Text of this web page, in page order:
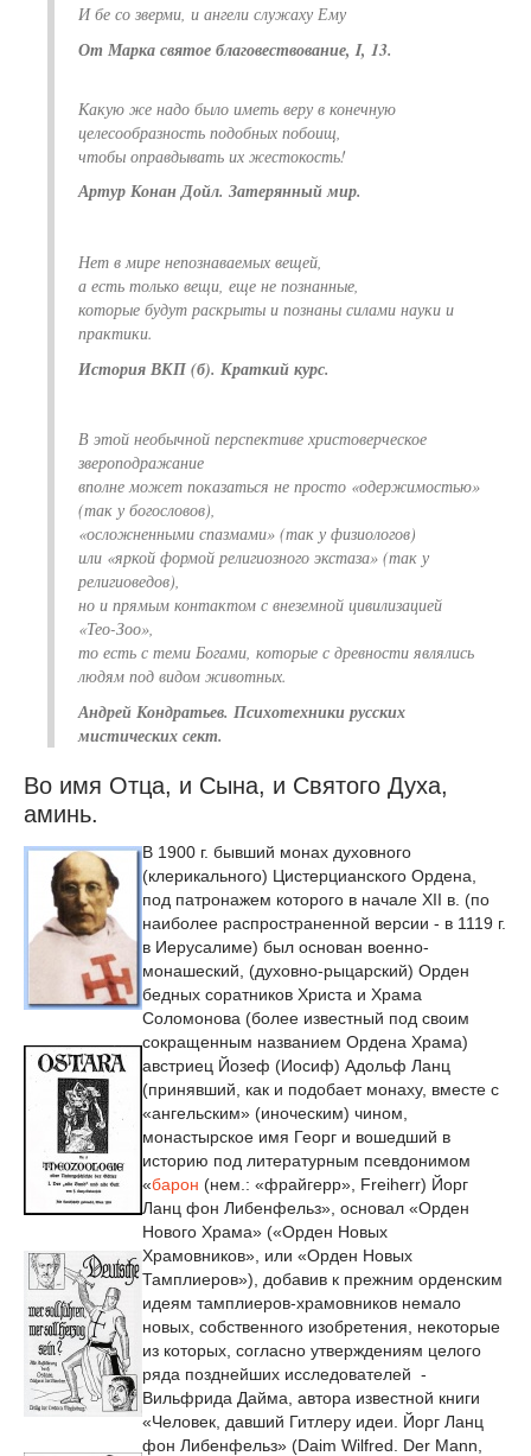
И бе со зверми, и ангели служаху Ему
От Марка святое благовествование, I, 13.
Какую же надо было иметь веру в конечную
целесообразность подобных побоищ,
чтобы оправдывать их жестокость!
Артур Конан Дойл. Затерянный мир.
Нет в мире непознаваемых вещей,
а есть только вещи, еще не познанные,
которые будут раскрыты и познаны силами науки и
практики.
История ВКП (б). Краткий курс.
В этой необычной перспективе христоверческое
звероподражание
вполне может показаться не просто «одержимостью»
(так у богословов),
«осложненными спазмами» (так у физиологов)
или «яркой формой религиозного экстаза» (так у
религиоведов),
но и прямым контактом с внеземной цивилизацией
«Тео-Зоо»,
то есть с теми Богами, которые с древности являлись
людям под видом животных.
Андрей Кондратьев. Психотехники русских
мистических сект.
Во имя Отца, и Сына, и Святого Духа,
аминь.
В 1900 г. бывший монах духовного
(клерикального) Цистерцианского Ордена,
под патронажем которого в начале XII в. (по
наиболее распространенной версии - в 1119 г.
в Иерусалиме) был основан военно-
монашеский, (духовно-рыцарский) Орден
бедных соратников Христа и Храма
Соломонова (более известный под своим
сокращенным названием Ордена Храма)
австриец Йозеф (Иосиф) Адольф Ланц
(принявший, как и подобает монаху, вместе с
«ангельским» (иноческим) чином,
монастырское имя Георг и вошедший в
историю под литературным псевдонимом
«барон (нем.: «фрайгерр», Freiherr) Йорг
Ланц фон Либенфельз», основал «Орден
Нового Храма» («Орден Новых
Храмовников», или «Орден Новых
Тамплиеров»), добавив к прежним орденским
идеям тамплиеров-храмовников немало
новых, собственного изобретения, некоторые
из которых, согласно утверждениям целого
ряда позднейших исследователей -
Вильфрида Дайма, автора известной книги
«Человек, давший Гитлеру идеи. Йорг Ланц
фон Либенфельз» (Daim Wilfred. Der Mann,